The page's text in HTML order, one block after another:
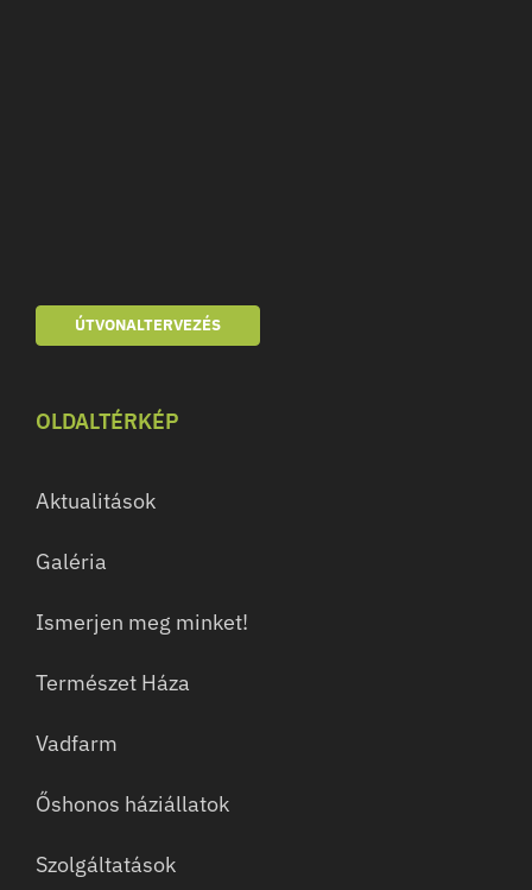
ÚTVONALTERVEZÉS
OLDALTÉRKÉP
Aktualitások
Galéria
Ismerjen meg minket!
Természet Háza
Vadfarm
Őshonos háziállatok
Szolgáltatások